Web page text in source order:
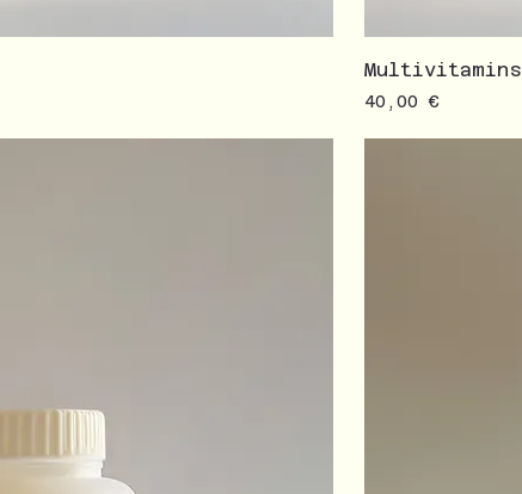
Multivitamins
Prezzo
40,00 €